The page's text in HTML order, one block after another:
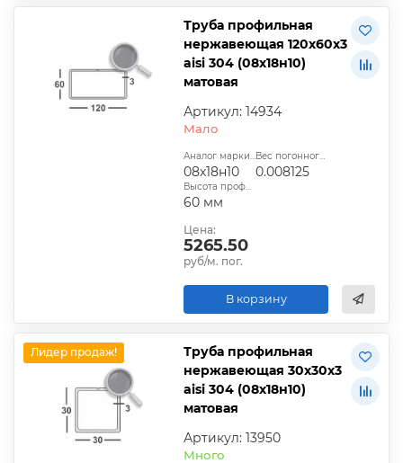
Труба профильная
нержавеющая 120х60х3
aisi 304 (08х18н10)
матовая
Артикул: 14934
Мало
Аналог марки стали:
08х18н10
Вес погонного метра, т.:
0.008125
Высота профиля:
60 мм
Цена:
5265.50
руб/м. пог.
В корзину
Лидер продаж!
Труба профильная
нержавеющая 30х30х3
aisi 304 (08х18н10)
матовая
Артикул: 13950
Много